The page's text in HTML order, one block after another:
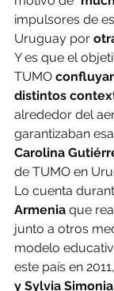
impulsores de
Uruguay por
Y es que el
TUMO
distintos
alrededor del
garantizaban
Carolina
de TUMO en
Lo cuenta
Armenia que
junto a otros
modelo
este país en
y Sylvia